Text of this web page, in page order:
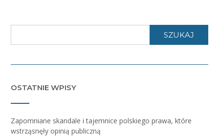
SZUKAJ
OSTATNIE WPISY
Zapomniane skandale i tajemnice polskiego prawa, które
wstrząsnęły opinią publiczną